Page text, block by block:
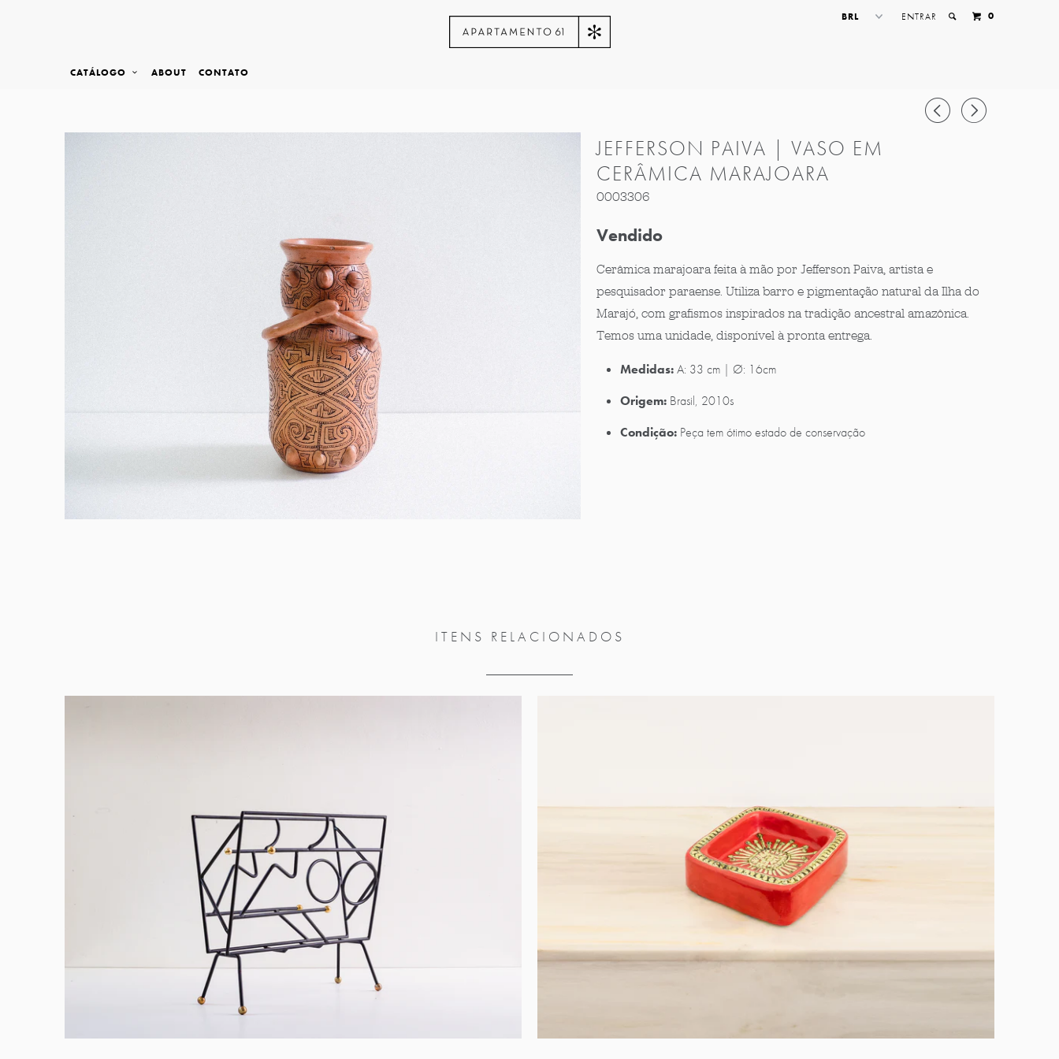
ENTRAR 0
CATÁLOGO ABOUT CONTATO
◅ ▻
JEFFERSON PAIVA | VASO EM
CERÂMICA MARAJOARA
0003306
Vendido
Cerâmica marajoara feita à mão por Jefferson Paiva, artista e
pesquisador paraense. Utiliza barro e pigmentação natural da Ilha do
Marajó, com grafismos inspirados na tradição ancestral amazônica.
Temos uma unidade, disponível à pronta entrega.
Medidas:A: 33 cm | Ø: 16cm
Origem: Brasil, 2010s
Condição: Peça tem ótimo estado de conservação
ITENS RELACIONADOS